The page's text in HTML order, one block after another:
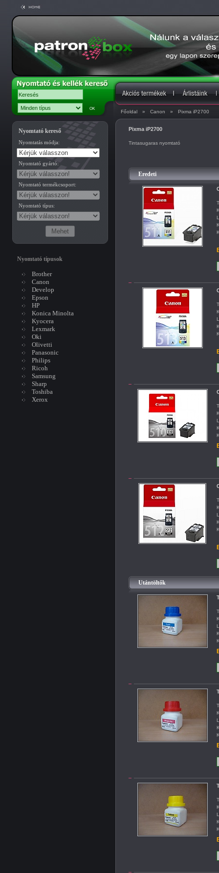
Főoldal » Canon » Pixma iP2700
Nyomtató kereső
Nyomtatás módja:
Nyomtató gyártó:
Nyomtató termékcsoport:
Nyomtató típus:
Nyomtató típusok
Brother
Canon
Develop
Epson
HP
Konica Minolta
Kyocera
Lexmark
Oki
Olivetti
Panasonic
Philips
Ricoh
Samsung
Sharp
Toshiba
Xerox
Pixma iP2700
Tintasugaras nyomtató
Eredeti
Utántöltők